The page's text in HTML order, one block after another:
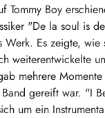
Tommy Boy
"De la soul is
Werk. Es zeigte,
weiterentwickelte
mehrere
gereift war. "I
um ein